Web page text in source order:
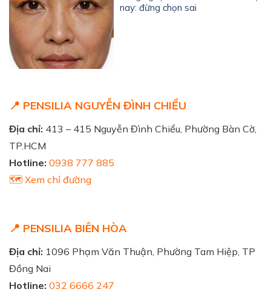
nay: đừng chọn sai
📍 PENSILIA NGUYỄN ĐÌNH CHIỂU
Địa chỉ: 413 – 415 Nguyễn Đình Chiểu, Phường Bàn Cờ,
TP.HCM
Hotline: 0938 777 885
🗺️ Xem chỉ đường
📍 PENSILIA BIÊN HÒA
Địa chỉ: 1096 Phạm Văn Thuận, Phường Tam Hiệp, TP
Đồng Nai
Hotline: 032 6666 247